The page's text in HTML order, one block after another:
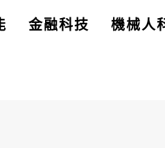
金融科技 機械人